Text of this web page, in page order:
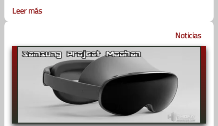
Leer más
Noticias